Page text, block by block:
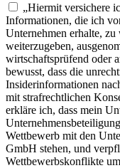
„Hiermit versichere
Informationen, die ich
Unternehmen erhalte,
weiterzugeben,
wirtschaftsprüfend oder
bewusst, dass die
Insiderinformationen
mit strafrechtlichen
erkläre ich, dass mein
Wettbewerb mit den
GmbH stehen, und
Wettbewerbskonflikte